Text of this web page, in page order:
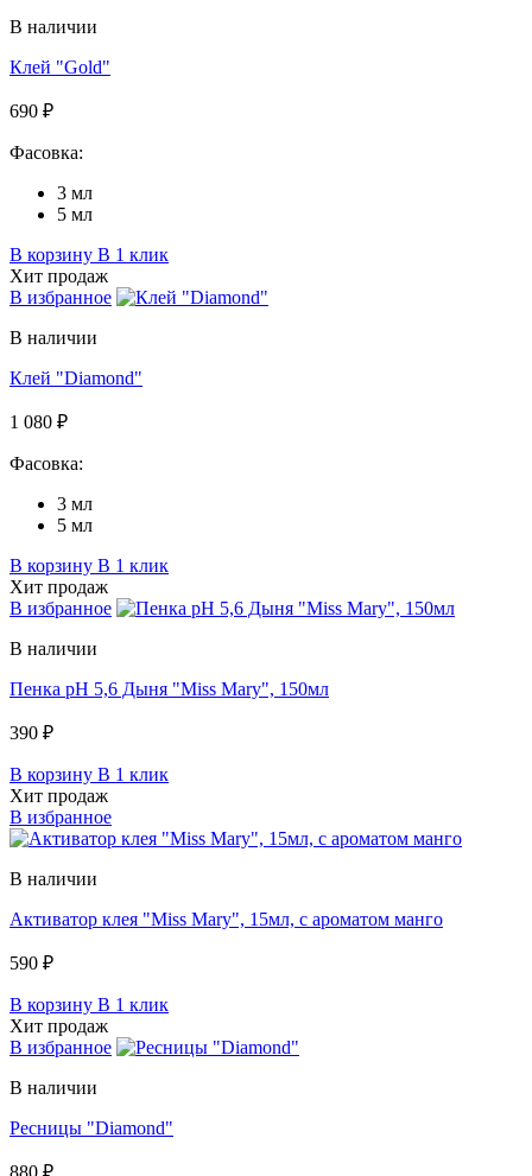
В наличии
Клей "Gold"
690 ₽
Фасовка:
3 мл
5 мл
В корзину В 1 клик
Хит продаж
В избранное
В наличии
Клей "Diamond"
1 080 ₽
Фасовка:
3 мл
5 мл
В корзину В 1 клик
Хит продаж
В избранное
В наличии
Пенка pH 5,6 Дыня "Miss Mary", 150мл
390 ₽
В корзину В 1 клик
Хит продаж
В избранное
В наличии
Активатор клея "Miss Mary", 15мл, c ароматом манго
590 ₽
В корзину В 1 клик
Хит продаж
В избранное
В наличии
Ресницы "Diamond"
880 ₽